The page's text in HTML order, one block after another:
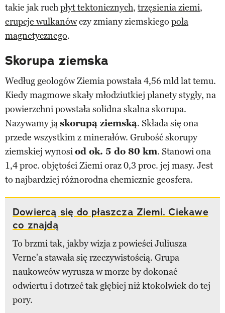
takie jak ruchpłyt tektonicznych, trzęsienia ziemi,
erupcje wulkanówczy zmiany ziemskiego pola
magnetycznego.
Skorupa ziemska
Według geologów Ziemia powstała 4,56 mld lat temu.
Kiedy magmowe skały młodziutkiej planety stygły, na
powierzchni powstała solidna skalna skorupa.
Nazywamy jąskorupą ziemską. Składa się ona
przede wszystkim z minerałów. Grubość skorupy
ziemskiej wynosiod ok. 5 do 80 km. Stanowi ona
1,4 proc. objętości Ziemi oraz 0,3 proc. jej masy. Jest
to najbardziej różnorodna chemicznie geosfera.
Dowiercą się do płaszcza Ziemi. Ciekawe
co znajdą
To brzmi tak, jakby wizja z powieści Juliusza
Verne'a stawała się rzeczywistością. Grupa
naukowców wyrusza w morze by dokonać
odwiertu i dotrzeć tak głębiej niż ktokolwiek do tej
pory.